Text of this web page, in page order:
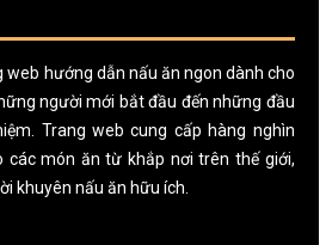
web hướng dẫn nấu ăn ngon dành cho
người mới bắt đầu đến những đầu
Trang web cung cấp hàng nghìn
các món ăn từ khắp nơi trên thế giới,
khuyên nấu ăn hữu ích.